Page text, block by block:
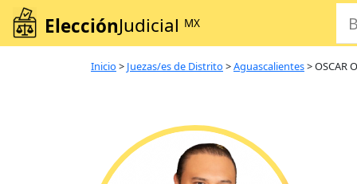
ElecciónJudicial MX
Inicio > Juezas/es de Distrito >Aguascalientes>OSCAR